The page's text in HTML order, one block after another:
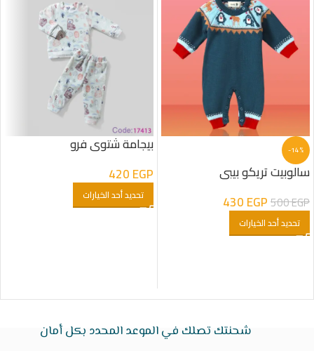
-14%
سالوبيت تريكو بيبى
500EGP
430EGP
تحديد أحد الخيارات
بيجامة شتوى فرو
420EGP
تحديد أحد الخيارات
شحنتك تصلك في الموعد المحدد بكل أمان